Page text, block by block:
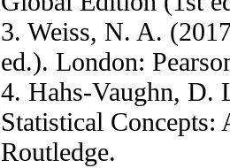
3. Weiss, N. A.
ed.). London:
4. Hahs-Vaughn,
Statistical Concepts:
Routledge.